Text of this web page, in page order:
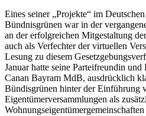
Eines seiner „Projekte“ im
Bündnisgrünen war in der
an der erfolgreichen Mitgestaltung
auch als Verfechter der virtuellen
Lesung zu diesem
Januar hatte seine Parteifreundin
Canan Bayram MdB, ausdrücklich
Bündisgrünen hinter der Einführung
Eigentümerversammlungen als
Wohnungseigentümergemeinschaften